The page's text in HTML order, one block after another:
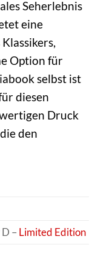
Seherlebnis
eine
Option für
selbst ist
diesen
Druck
den
– Limited Edition